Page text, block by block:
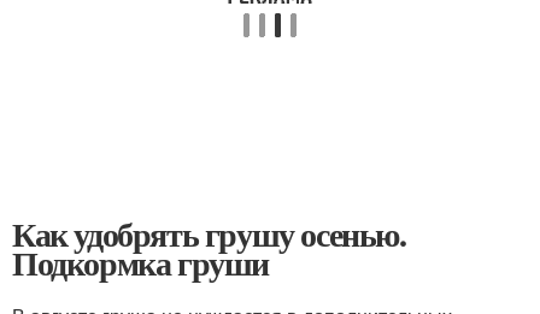
Как удобрять грушу осенью.
Подкормка груши